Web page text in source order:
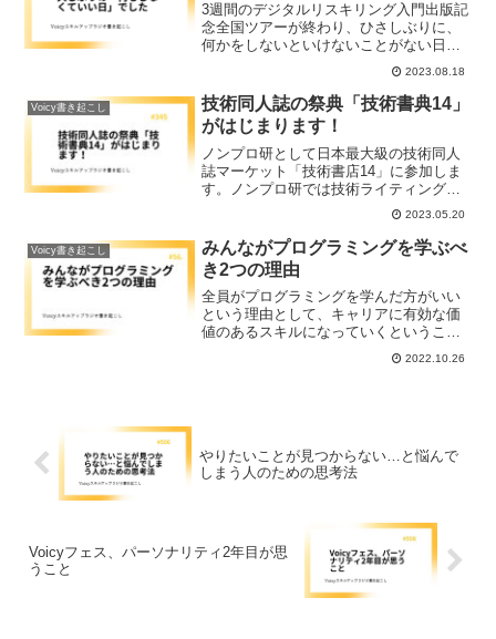
3週間のデジタルリスキリング入門出版記
念全国ツアーが終わり、ひさしぶりに、
何かをしないといけないことがない日を
過ごしました。今までどんなスケジュー
ルだったかを振り返り、これからについ
てお伝えします。
2023.08.18
Voicy書き起こし
技術同人誌の祭典「技術書典14」
がはじまります！
ノンプロ研として日本最大級の技術同人
誌マーケット「技術書店14」に参加しま
す。ノンプロ研では技術ライティング講
座の卒業制作として技術書の制作をして
います。すでに販売済の8冊の技術書に加
え、今回Hirocomさん執筆の新刊が登場し
ます。
2023.05.20
Voicy書き起こし
みんながプログラミングを学ぶべ
き2つの理由
全員がプログラミングを学んだ方がいい
という理由として、キャリアに有効な価
値のあるスキルになっていくということ
と、 時間を生み出し、自分も『働く』の
未来を変えることができるという2点をお
2022.10.26
やりたいことが見つからない…と悩んで
しまう人のための思考法
Voicyフェス、パーソナリティ2年目が思
うこと